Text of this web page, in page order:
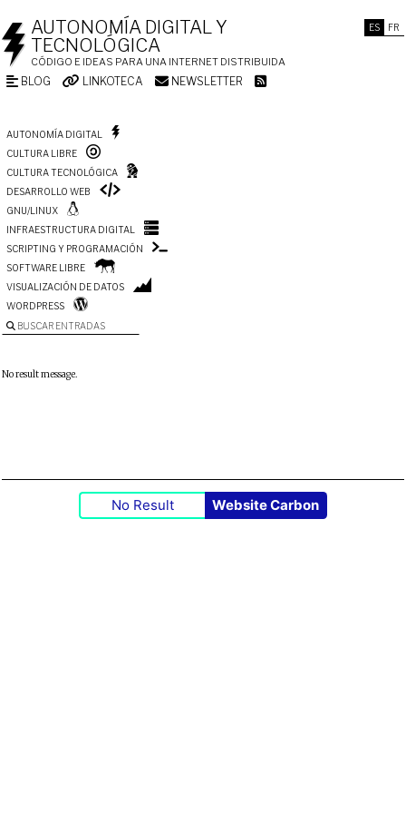
ES FR
AUTONOMÍA DIGITAL Y
TECNOLÓGICA
CÓDIGO E IDEAS PARA UNA INTERNET DISTRIBUIDA
BLOG LINKOTECA NEWSLETTER
AUTONOMÍA DIGITAL
CULTURA LIBRE
CULTURA TECNOLÓGICA
DESARROLLO WEB
GNU/LINUX
INFRAESTRUCTURA DIGITAL
SCRIPTING Y PROGRAMACIÓN
SOFTWARE LIBRE
VISUALIZACIÓN DE DATOS
WORDPRESS
BUSCAR ENTRADAS
No result message.
No Result Website Carbon